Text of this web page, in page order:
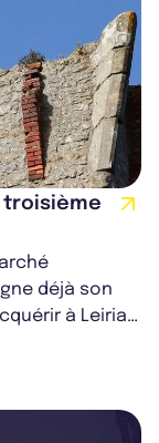
troisième
déjà son
à Leiria,